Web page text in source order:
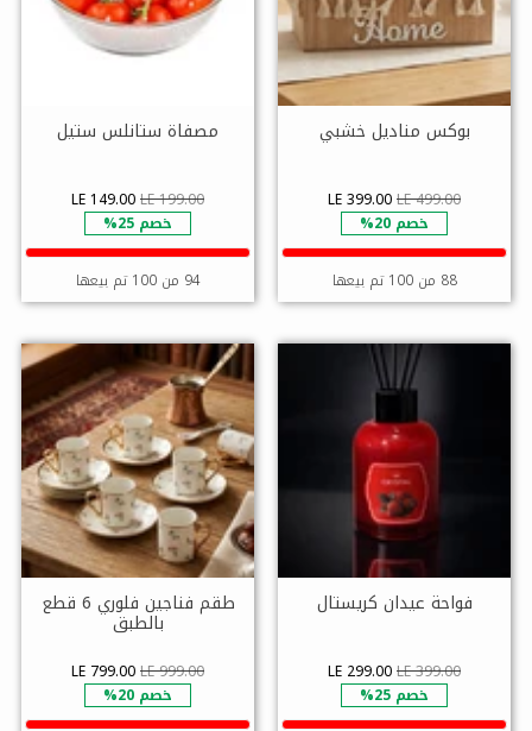
بوكس مناديل خشبي
LE 399.00LE 499.00
خصم 20%
88 من 100 تم بيعها
مصفاة ستانلس ستيل
LE 149.00LE 199.00
خصم 25%
94 من 100 تم بيعها
فواحة عيدان كريستال
LE 299.00LE 399.00
خصم 25%
طقم فناجين فلوري 6 قطع
بالطبق
LE 799.00LE 999.00
خصم 20%